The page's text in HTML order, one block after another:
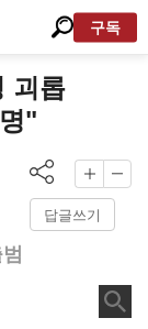
구독
괴롭
"
답글쓰기